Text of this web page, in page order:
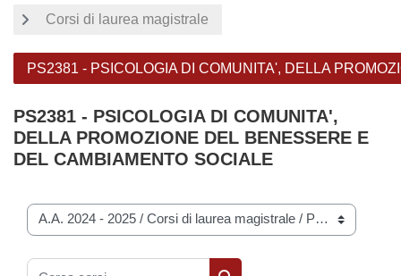
Corsi di laurea magistrale
PS2381 - PSICOLOGIA DI COMUNITA', DELLA
PS2381 - PSICOLOGIA DI COMUNITA',
DELLA PROMOZIONE DEL BENESSERE E
DEL CAMBIAMENTO SOCIALE
Categorie di corso
Cerca corsi